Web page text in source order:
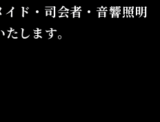
ド・司会者・音響照明
します。